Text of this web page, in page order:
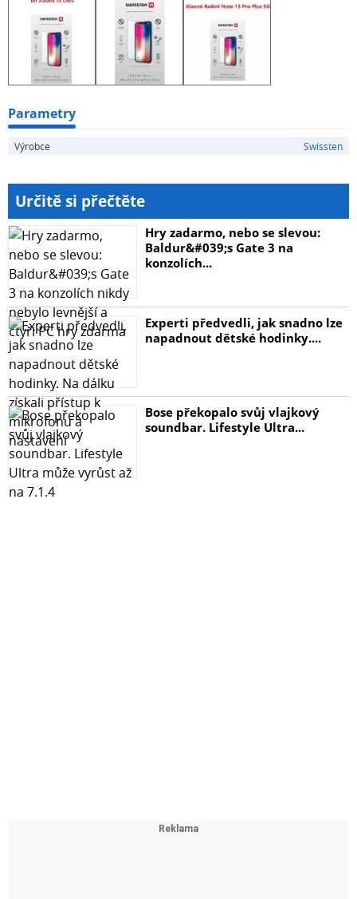
Parametry
Výrobce Swissten
Určitě si přečtěte
Hry zadarmo, nebo se slevou:
Baldur&#039;s Gate 3 na
konzolích...
Experti předvedli, jak snadno lze
napadnout dětské hodinky....
Bose překopalo svůj vlajkový
soundbar. Lifestyle Ultra...